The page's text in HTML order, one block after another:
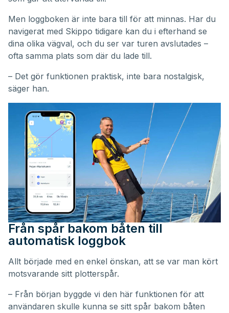
Men loggboken är inte bara till för att minnas. Har du
navigerat med Skippo tidigare kan du i efterhand se
dina olika vägval, och du ser var turen avslutades –
ofta samma plats som där du lade till.
– Det gör funktionen praktisk, inte bara nostalgisk,
säger han.
Från spår bakom båten till
automatisk loggbok
Allt började med en enkel önskan, att se var man kört
motsvarande sitt plotterspår.
– Från början byggde vi den här funktionen för att
användaren skulle kunna se sitt spår bakom båten